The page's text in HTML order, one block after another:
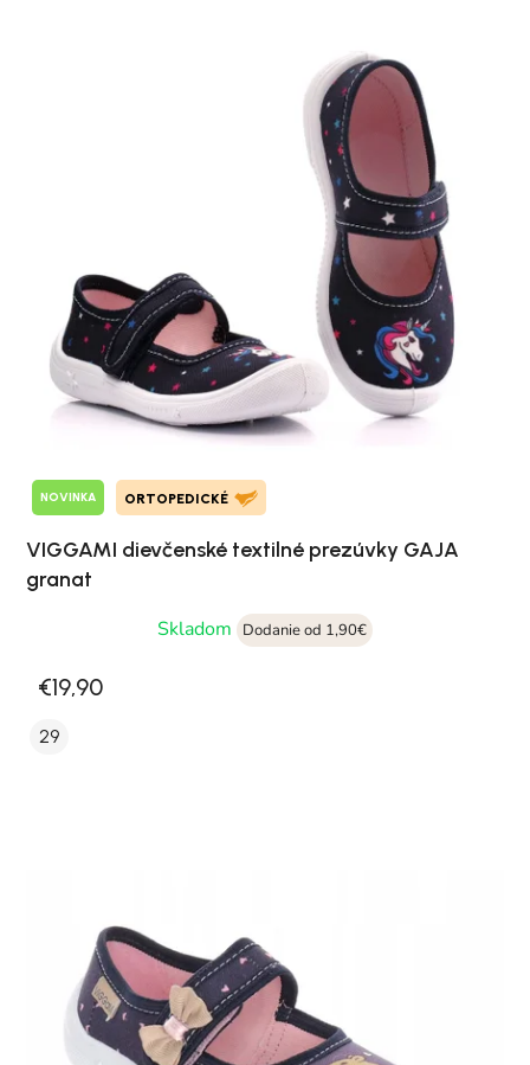
NOVINKA ORTOPEDICKÉ
VIGGAMI dievčenské textilné prezúvky GAJA
granat
Skladom
Dodanie od 1,90€
€19,90
29